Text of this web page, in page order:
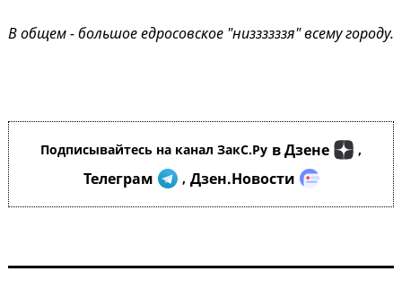
В общем - большое едросовское "низзззззя" всему городу.
Подписывайтесь на канал ЗакС.Ру в Дзене ,
Телеграм , Дзен.Новости